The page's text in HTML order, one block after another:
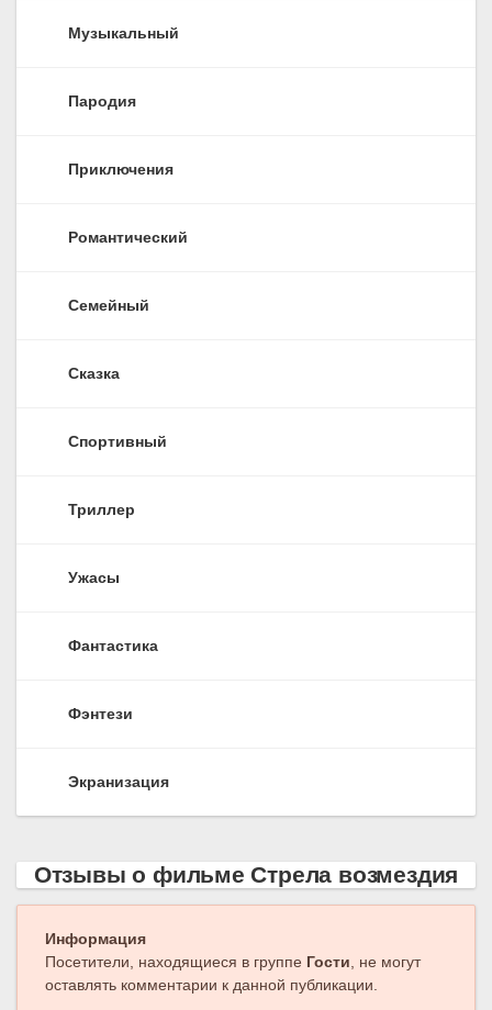
Музыкальный
Пародия
Приключения
Романтический
Семейный
Сказка
Спортивный
Триллер
Ужасы
Фантастика
Фэнтези
Экранизация
Отзывы о фильме Стрела возмездия
Информация
Посетители, находящиеся в группе Гости , не могут
оставлять комментарии к данной публикации.